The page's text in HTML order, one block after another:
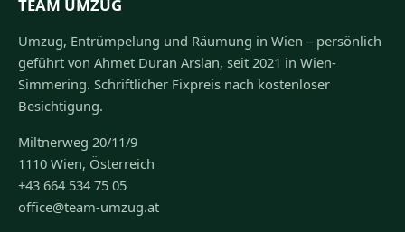
TEAM UMZUG
Umzug, Entrümpelung und Räumung in Wien – persönlich
geführt von Ahmet Duran Arslan, seit 2021 in Wien-
Simmering. Schriftlicher Fixpreis nach kostenloser
Besichtigung.
Miltnerweg 20/11/9
1110 Wien, Österreich
+43 664 534 75 05
office@team-umzug.at